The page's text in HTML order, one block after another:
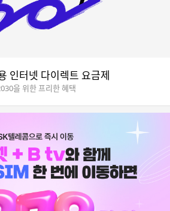
인터넷 다이렉트 요금제
을 위한 프리한 혜택